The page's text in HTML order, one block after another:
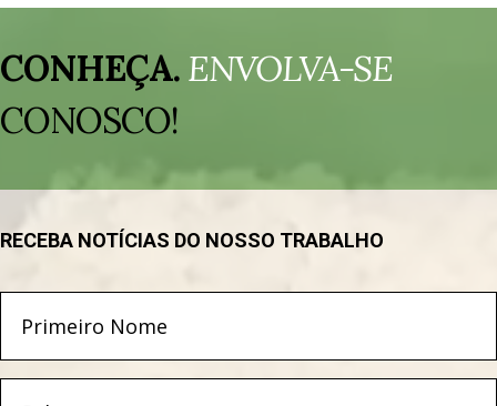
de
vídeo
CONHEÇA.ENVOLVA-SE
CONOSCO!
RECEBA NOTÍCIAS DO NOSSO TRABALHO